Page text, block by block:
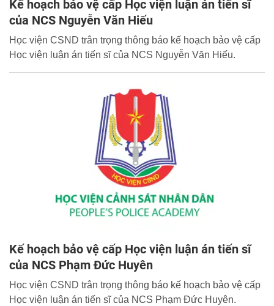
Kế hoạch bảo vệ cấp Học viện luận án tiến sĩ
của NCS Nguyễn Văn Hiếu
Học viện CSND trân trọng thông báo kế hoạch bảo vệ cấp
Học viện luận án tiến sĩ của NCS Nguyễn Văn Hiếu.
Kế hoạch bảo vệ cấp Học viện luận án tiến sĩ
của NCS Phạm Đức Huyên
Học viện CSND trân trọng thông báo kế hoạch bảo vệ cấp
Học viện luận án tiến sĩ của NCS Phạm Đức Huyên.